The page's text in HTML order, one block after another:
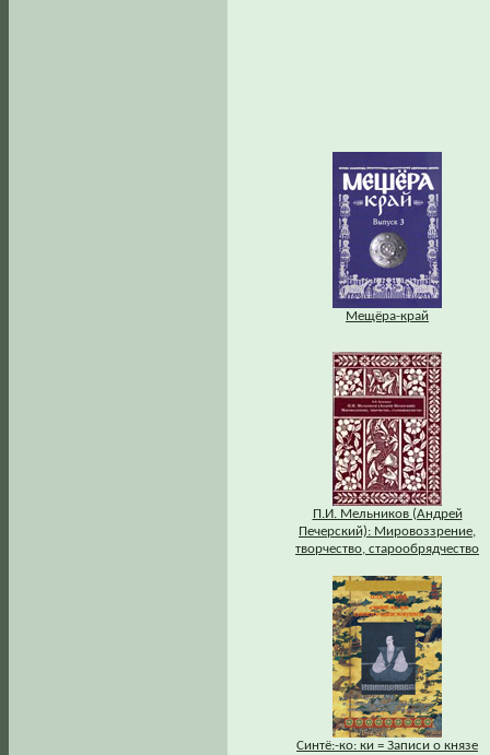
Мещёра-край
П.И. Мельников (Андрей
Печерский): Мировоззрение,
творчество, старообрядчество
Синтё:-ко: ки = Записи о князе